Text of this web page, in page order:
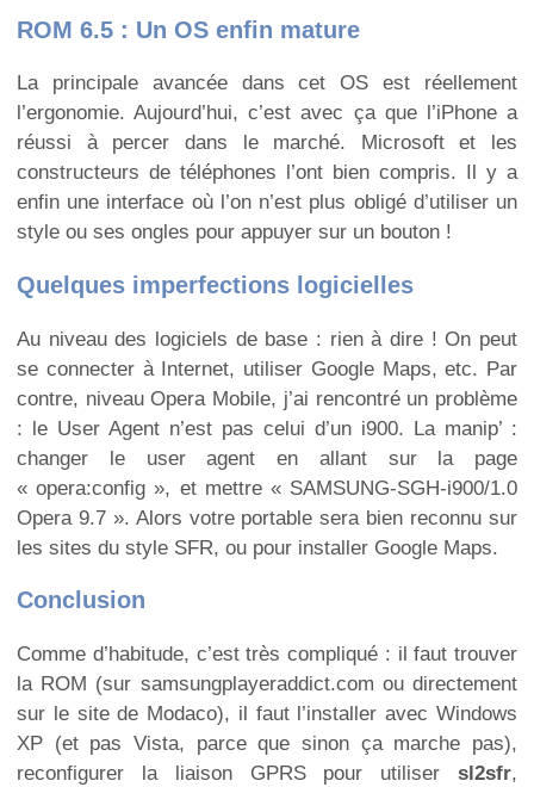
ROM 6.5 : Un OS enfin mature
La principale avancée dans cet OS est réellement
l’ergonomie. Aujourd’hui, c’est avec ça que l’iPhone a
réussi à percer dans le marché. Microsoft et les
constructeurs de téléphones l’ont bien compris. Il y a
enfin une interface où l’on n’est plus obligé d’utiliser un
style ou ses ongles pour appuyer sur un bouton !
Quelques imperfections logicielles
Au niveau des logiciels de base : rien à dire ! On peut
se connecter à Internet, utiliser Google Maps, etc. Par
contre, niveau Opera Mobile, j’ai rencontré un problème
: le User Agent n’est pas celui d’un i900. La manip’ :
changer le user agent en allant sur la page
« opera:config », et mettre « SAMSUNG-SGH-i900/1.0
Opera 9.7 ». Alors votre portable sera bien reconnu sur
les sites du style SFR, ou pour installer Google Maps.
Conclusion
Comme d’habitude, c’est très compliqué : il faut trouver
la ROM (sur samsungplayeraddict.com ou directement
sur le site de Modaco), il faut l’installer avec Windows
XP (et pas Vista, parce que sinon ça marche pas),
reconfigurer la liaison GPRS pour utiliser sl2sfr,